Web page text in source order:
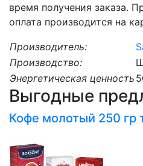
время получения заказа.
оплата производится на
Производитель:
Производство:
Энергетическая ценность
Выгодные
Кофе молотый 250 гр